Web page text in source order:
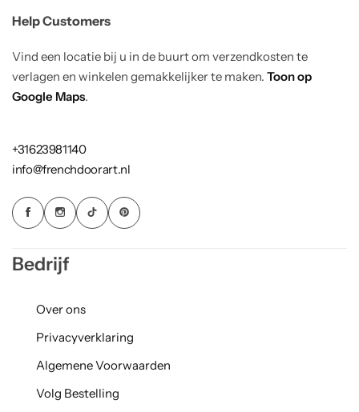
Help Customers
Vind een locatie bij u in de buurt om verzendkosten te
verlagen en winkelen gemakkelijker te maken. Toon op
Google Maps.
+31623981140
info@frenchdoorart.nl
Bedrijf
Over ons
Privacyverklaring
Algemene Voorwaarden
Volg Bestelling